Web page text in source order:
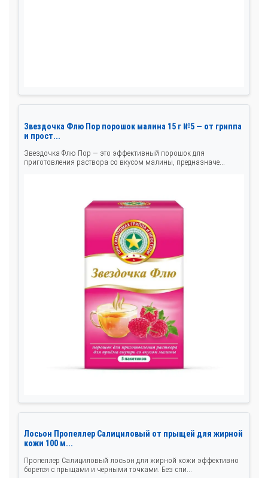
Звездочка Флю Пор порошок малина 15 г №5 — от гриппа
и прост...
Звездочка Флю Пор — это эффективный порошок для
приготовления раствора со вкусом малины, предназначе...
Лосьон Пропеллер Салициловый от прыщей для жирной
кожи 100 м...
Пропеллер Салициловый лосьон для жирной кожи эффективно
борется с прыщами и черными точками. Без спи...